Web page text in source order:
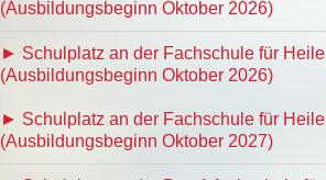
(Ausbildungsbeginn Oktober 2026)
► Schulplatz an der Fachschule für
(Ausbildungsbeginn Oktober 2026)
► Schulplatz an der Fachschule für
(Ausbildungsbeginn Oktober 2027)